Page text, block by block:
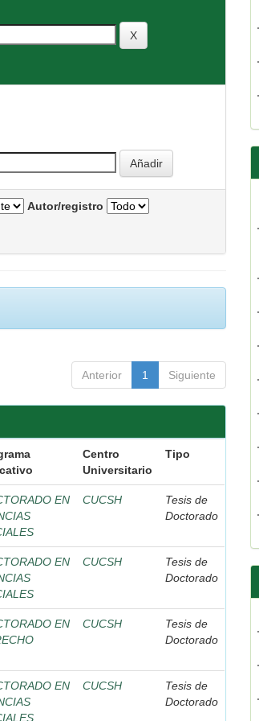
Autor/registro
Anterior 1 Siguiente
Centro
Universitario
Tipo
EN
CUCSH
Tesis de
Doctorado
EN
CUCSH
Tesis de
Doctorado
EN
CUCSH
Tesis de
Doctorado
EN
CUCSH
Tesis de
Doctorado